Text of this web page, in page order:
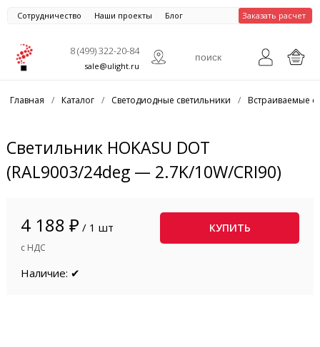
Сотрудничество Наши проекты Блог Заказать расчет
8 (499) 322-20-84
sale@ulight.ru
Главная / Каталог / Светодиодные светильники / Встраиваемые
Светильник HOKASU DOT
(RAL9003/24deg — 2.7K/10W/CRI90)
4 188 ₽ / 1 шт
с НДС
КУПИТЬ
Наличие: ✔